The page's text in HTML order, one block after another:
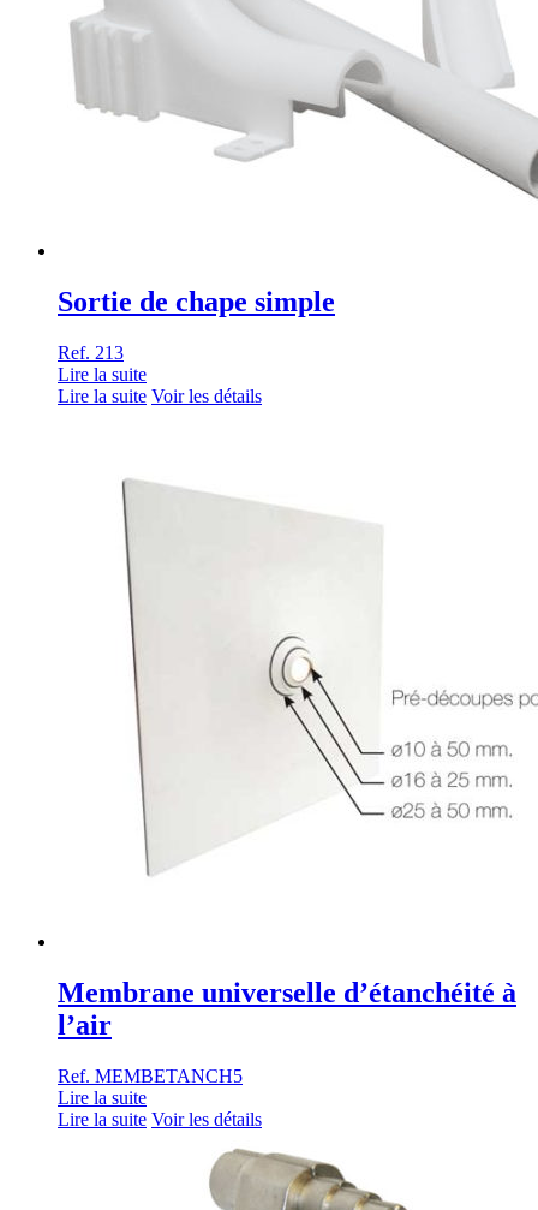
Sortie de chape simple
Ref. 213
Lire la suite
Lire la suite Voir les détails
Membrane universelle d’étanchéité à
l’air
Ref. MEMBETANCH5
Lire la suite
Lire la suite Voir les détails